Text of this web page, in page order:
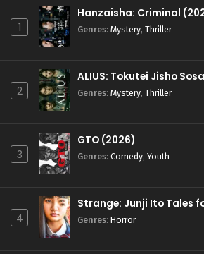
1
Hanzaisha: Criminal
Genres: Mystery, Thriller
2
ALIUS: Tokutei Jisho
Genres: Mystery, Thriller
3
GTO (2026)
Genres: Comedy, Youth
4
Strange: Junji Ito Tales
Genres: Horror